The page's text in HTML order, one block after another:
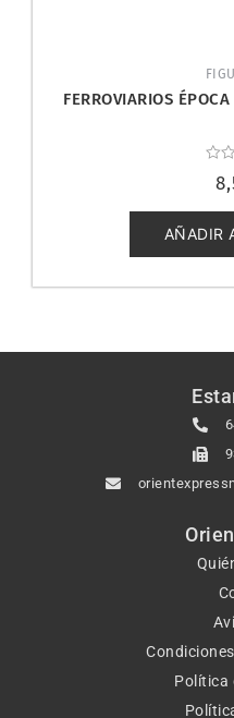
FERROVIARIOS
con
de
5
AÑADIR
Política